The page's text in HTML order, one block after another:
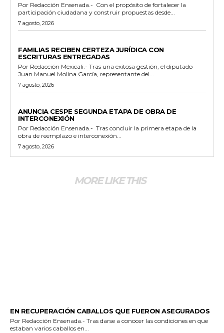
Por Redacción Ensenada.- Con el propósito de fortalecer la
participación ciudadana y construir propuestas desde...
7 agosto, 2026
FAMILIAS RECIBEN CERTEZA JURÍDICA CON
ESCRITURAS ENTREGADAS
Por Redacción Mexicali.- Tras una exitosa gestión, el diputado
Juan Manuel Molina García, representante del...
7 agosto, 2026
ANUNCIA CESPE SEGUNDA ETAPA DE OBRA DE
INTERCONEXIÓN
Por Redacción Ensenada.- Tras concluir la primera etapa de la
obra de reemplazo e interconexión...
7 agosto, 2026
MORE LIKE THIS
EN RECUPERACIÓN CABALLOS QUE FUERON ASEGURADOS
Por Redacción Ensenada.- Tras darse a conocer las condiciones en que
estaban varios caballos en...